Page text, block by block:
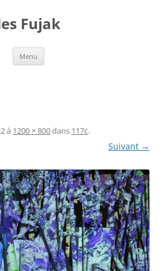
Fujak
Menu
à 1200 × 800dans 117c.
Suivant →